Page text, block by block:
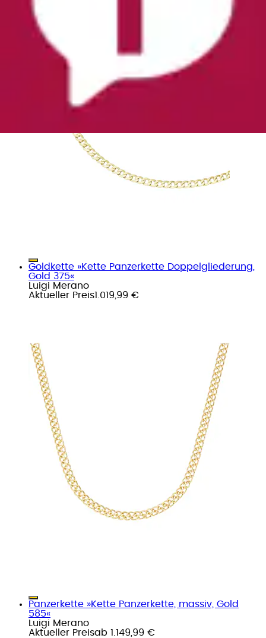
Goldkette »Kette Panzerkette Doppelgliederung,
Gold 375«
Luigi Merano
Aktueller Preis1.019,99 €
Panzerkette »Kette Panzerkette, massiv, Gold
585«
Luigi Merano
Aktueller Preisab 1.149,99 €